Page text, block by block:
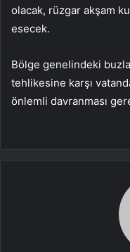
olacak, rüzgar akşam
esecek.
Bölge genelindeki
tehlikesine karşı
önlemli davranması